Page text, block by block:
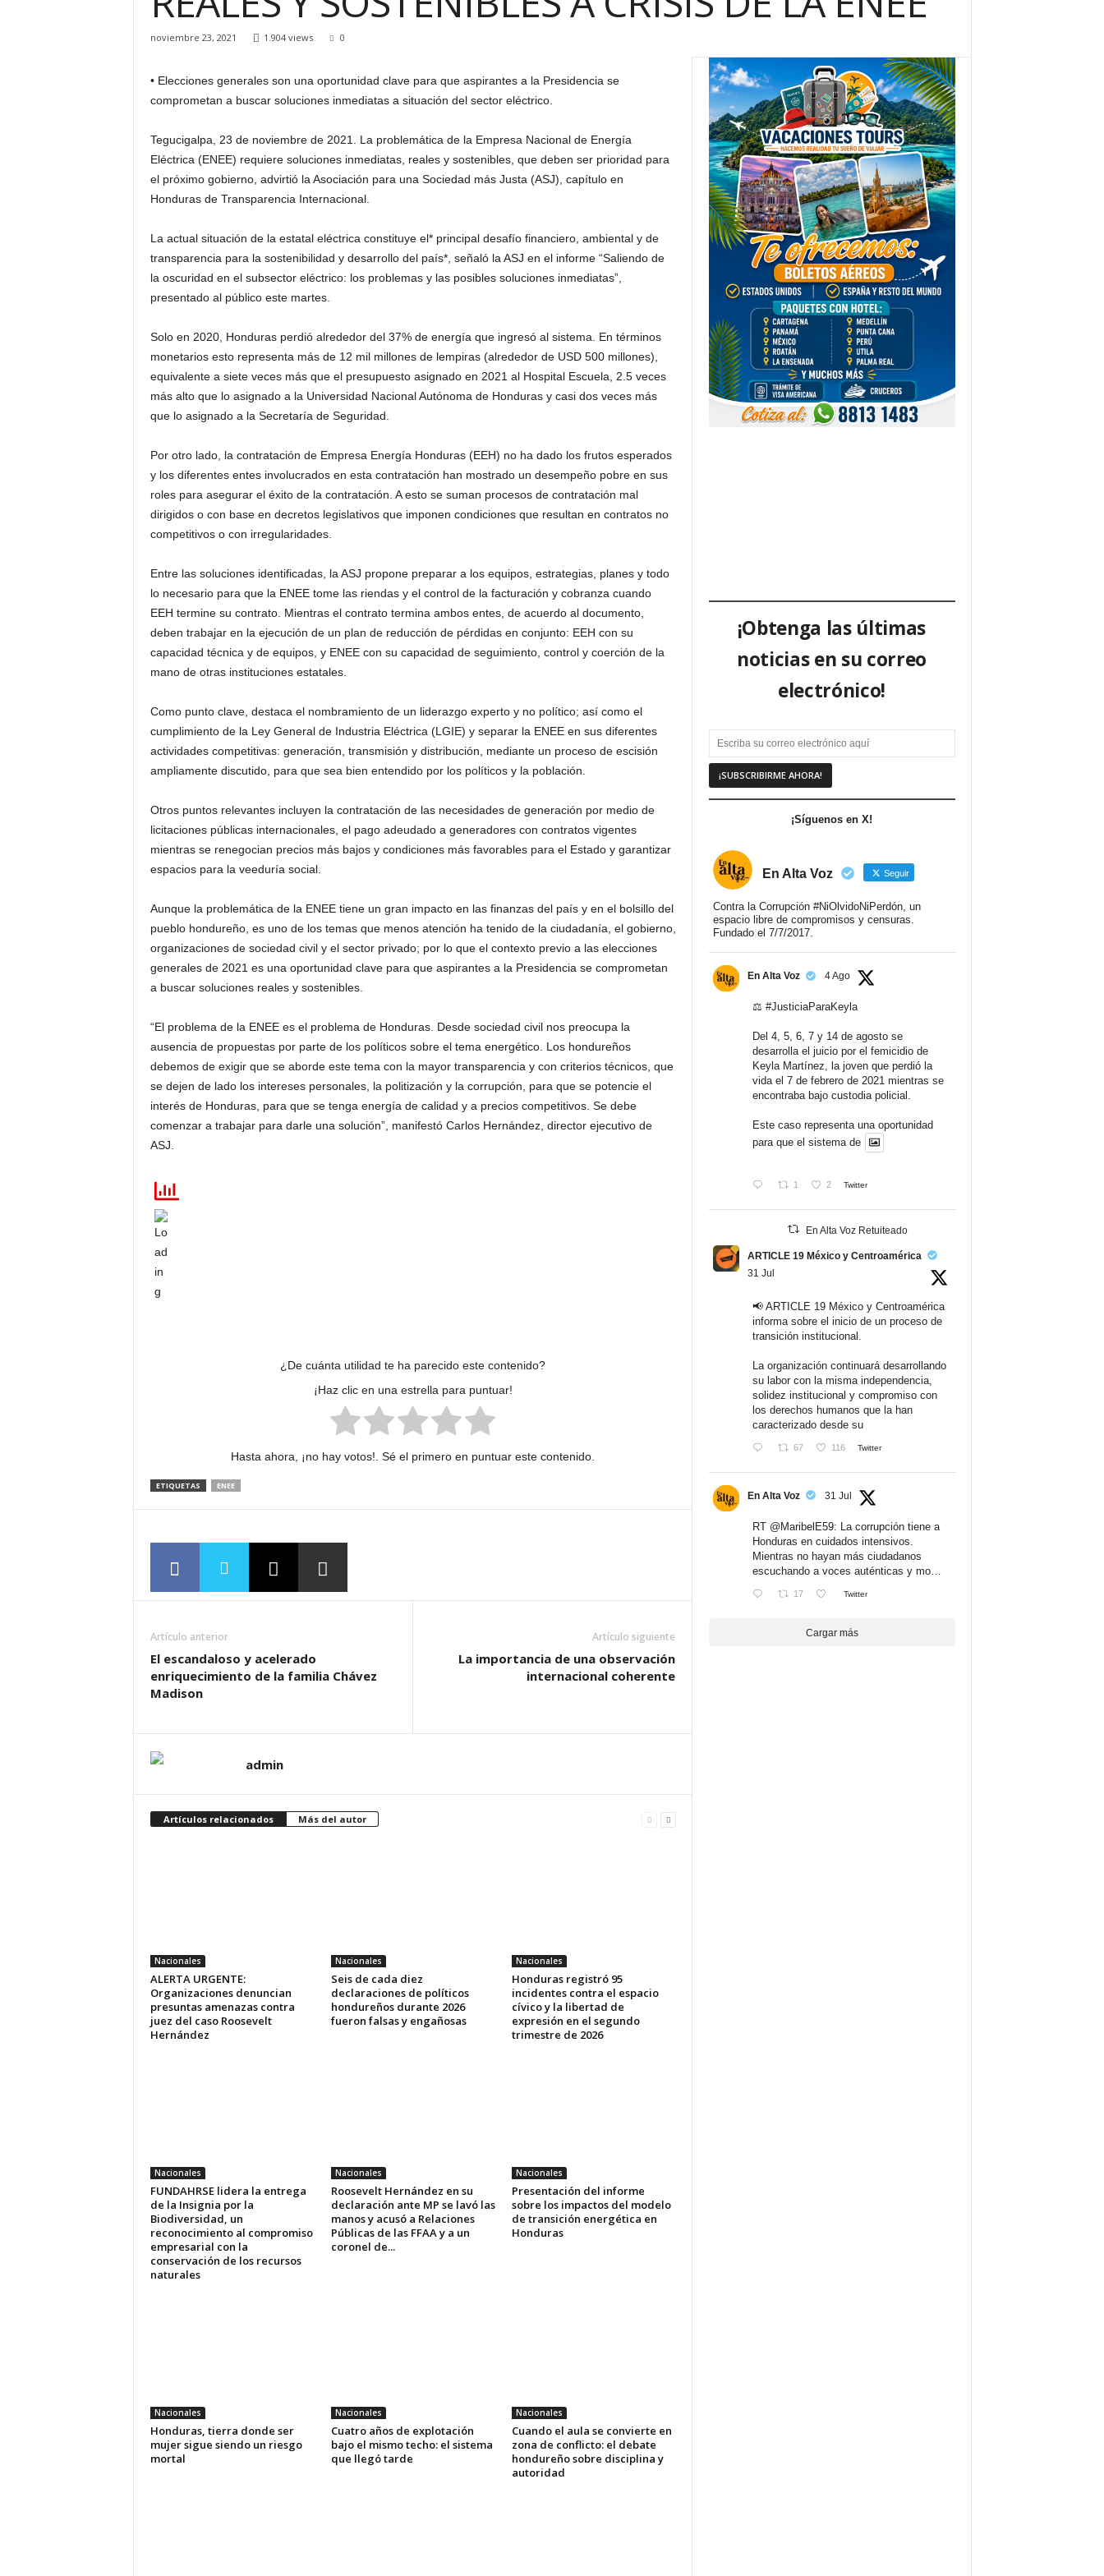
noviembre 23, 2021 1.904 views 0
• Elecciones generales son una oportunidad clave para que aspirantes a la Presidencia se
comprometan a buscar soluciones inmediatas a situación del sector eléctrico.
Tegucigalpa, 23 de noviembre de 2021. La problemática de la Empresa Nacional de Energía
Eléctrica (ENEE) requiere soluciones inmediatas, reales y sostenibles, que deben ser prioridad para
el próximo gobierno, advirtió la Asociación para una Sociedad más Justa (ASJ), capítulo en
Honduras de Transparencia Internacional.
La actual situación de la estatal eléctrica constituye el* principal desafío financiero, ambiental y de
transparencia para la sostenibilidad y desarrollo del país*, señaló la ASJ en el informe “Saliendo de
la oscuridad en el subsector eléctrico: los problemas y las posibles soluciones inmediatas”,
presentado al público este martes.
Solo en 2020, Honduras perdió alrededor del 37% de energía que ingresó al sistema. En términos
monetarios esto representa más de 12 mil millones de lempiras (alrededor de USD 500 millones),
equivalente a siete veces más que el presupuesto asignado en 2021 al Hospital Escuela, 2.5 veces
más alto que lo asignado a la Universidad Nacional Autónoma de Honduras y casi dos veces más
que lo asignado a la Secretaría de Seguridad.
Por otro lado, la contratación de Empresa Energía Honduras (EEH) no ha dado los frutos esperados
y los diferentes entes involucrados en esta contratación han mostrado un desempeño pobre en sus
roles para asegurar el éxito de la contratación. A esto se suman procesos de contratación mal
dirigidos o con base en decretos legislativos que imponen condiciones que resultan en contratos no
competitivos o con irregularidades.
Entre las soluciones identificadas, la ASJ propone preparar a los equipos, estrategias, planes y todo
lo necesario para que la ENEE tome las riendas y el control de la facturación y cobranza cuando
EEH termine su contrato. Mientras el contrato termina ambos entes, de acuerdo al documento,
deben trabajar en la ejecución de un plan de reducción de pérdidas en conjunto: EEH con su
capacidad técnica y de equipos, y ENEE con su capacidad de seguimiento, control y coerción de la
mano de otras instituciones estatales.
Como punto clave, destaca el nombramiento de un liderazgo experto y no político; así como el
cumplimiento de la Ley General de Industria Eléctrica (LGIE) y separar la ENEE en sus diferentes
actividades competitivas: generación, transmisión y distribución, mediante un proceso de escisión
ampliamente discutido, para que sea bien entendido por los políticos y la población.
Otros puntos relevantes incluyen la contratación de las necesidades de generación por medio de
licitaciones públicas internacionales, el pago adeudado a generadores con contratos vigentes
mientras se renegocian precios más bajos y condiciones más favorables para el Estado y garantizar
espacios para la veeduría social.
Aunque la problemática de la ENEE tiene un gran impacto en las finanzas del país y en el bolsillo del
pueblo hondureño, es uno de los temas que menos atención ha tenido de la ciudadanía, el gobierno,
organizaciones de sociedad civil y el sector privado; por lo que el contexto previo a las elecciones
generales de 2021 es una oportunidad clave para que aspirantes a la Presidencia se comprometan
a buscar soluciones reales y sostenibles.
“El problema de la ENEE es el problema de Honduras. Desde sociedad civil nos preocupa la
ausencia de propuestas por parte de los políticos sobre el tema energético. Los hondureños
debemos de exigir que se aborde este tema con la mayor transparencia y con criterios técnicos, que
se dejen de lado los intereses personales, la politización y la corrupción, para que se potencie el
interés de Honduras, para que se tenga energía de calidad y a precios competitivos. Se debe
comenzar a trabajar para darle una solución”, manifestó Carlos Hernández, director ejecutivo de
ASJ.
¿De cuánta utilidad te ha parecido este contenido?
¡Haz clic en una estrella para puntuar!
Hasta ahora, ¡no hay votos!. Sé el primero en puntuar este contenido.
ETIQUETAS ENEE
Artículo anterior
El escandaloso y acelerado
enriquecimiento de la familia Chávez
Madison
Artículo siguiente
La importancia de una observación
internacional coherente
admin
Artículos relacionados Más del autor
Nacionales
ALERTA URGENTE:
Organizaciones denuncian
presuntas amenazas contra
juez del caso Roosevelt
Hernández
Nacionales
Seis de cada diez
declaraciones de políticos
hondureños durante 2026
fueron falsas y engañosas
Nacionales
Honduras registró 95
incidentes contra el espacio
cívico y la libertad de
expresión en el segundo
trimestre de 2026
Nacionales
FUNDAHRSE lidera la entrega
de la Insignia por la
Biodiversidad, un
reconocimiento al compromiso
empresarial con la
conservación de los recursos
naturales
Nacionales
Roosevelt Hernández en su
declaración ante MP se lavó las
manos y acusó a Relaciones
Públicas de las FFAA y a un
coronel de...
Nacionales
Presentación del informe
sobre los impactos del modelo
de transición energética en
Honduras
Nacionales
Honduras, tierra donde ser
mujer sigue siendo un riesgo
mortal
Nacionales
Cuatro años de explotación
bajo el mismo techo: el sistema
que llegó tarde
Nacionales
Cuando el aula se convierte en
zona de conflicto: el debate
hondureño sobre disciplina y
autoridad
¡Obtenga las últimas
noticias en su correo
electrónico!
¡Síguenos en X!
En Alta Voz Seguir
Contra la Corrupción #NiOlvidoNiPerdón, un
espacio libre de compromisos y censuras.
Fundado el 7/7/2017.
En Alta Voz 4 Ago
⚖️ #JusticiaParaKeyla
Del 4, 5, 6, 7 y 14 de agosto se
desarrolla el juicio por el femicidio de
Keyla Martínez, la joven que perdió la
vida el 7 de febrero de 2021 mientras se
encontraba bajo custodia policial.
Este caso representa una oportunidad
para que el sistema de
1 2 Twitter
En Alta Voz Retuiteado
ARTICLE 19 México y Centroamérica
31 Jul
📢 ARTICLE 19 México y Centroamérica
informa sobre el inicio de un proceso de
transición institucional.
La organización continuará desarrollando
su labor con la misma independencia,
solidez institucional y compromiso con
los derechos humanos que la han
caracterizado desde su
67 116 Twitter
En Alta Voz 31 Jul
RT @MaribelE59: La corrupción tiene a
Honduras en cuidados intensivos.
Mientras no hayan más ciudadanos
escuchando a voces auténticas y mo…
17 Twitter
Cargar más